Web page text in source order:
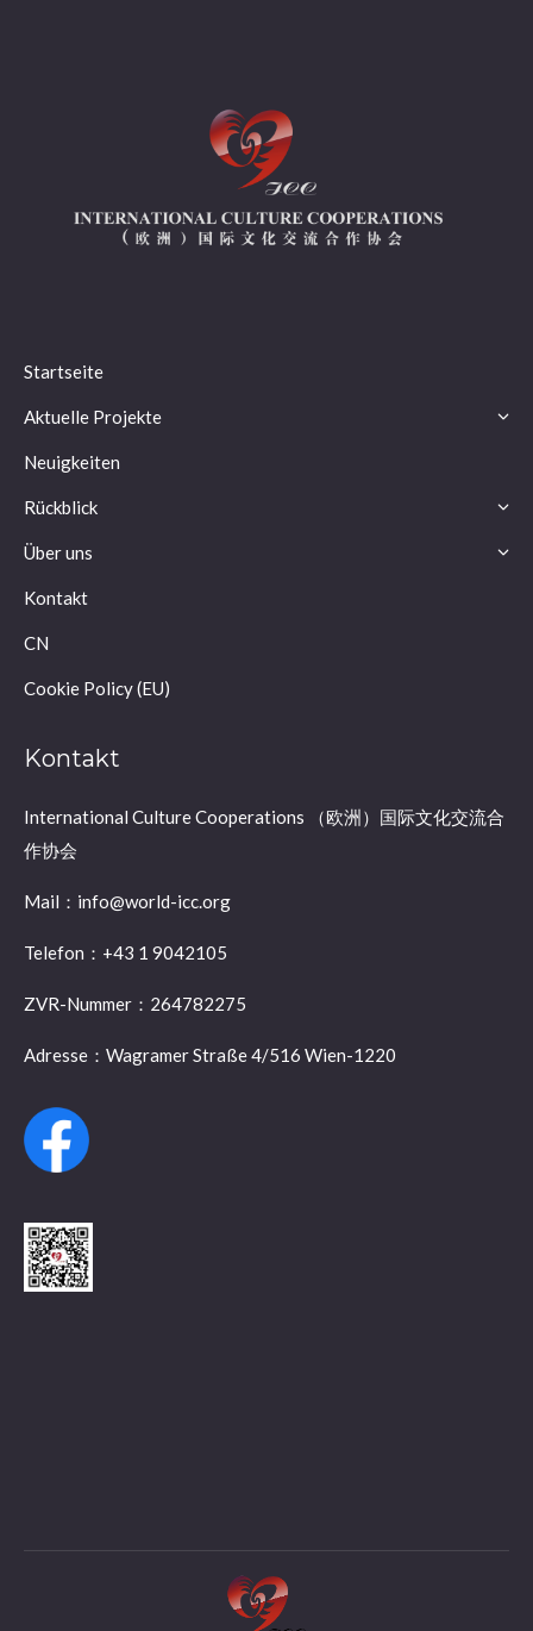
Startseite
Aktuelle Projekte
Neuigkeiten
Rückblick
Über uns
Kontakt
CN
Cookie Policy (EU)
Kontakt
International Culture Cooperations （欧洲）国际文化交流合
作协会
Mail：info@world-icc.org
Telefon：+43 1 9042105
ZVR-Nummer：264782275
Adresse：Wagramer Straße 4/516 Wien-1220